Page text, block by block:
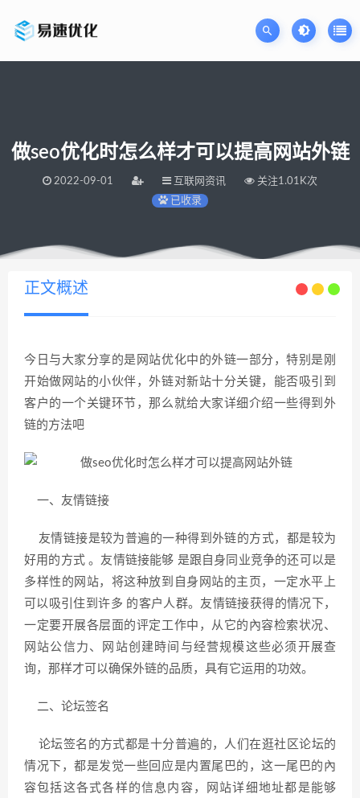
做seo优化时怎么样才可以提高网站外链
2022-09-01 互联网资讯
关注1.01K次
已收录
当前位置： 易速网站优化公司 >做seo优化时怎么样才可以提高网站外链
正文概述
今日与大家分享的是网站优化中的外链一部分，特别是刚
开始做网站的小伙伴，外链对新站十分关键，能否吸引到
客户的一个关键环节，那么就给大家详细介绍一些得到外
链的方法吧
一、友情链接
友情链接是较为普遍的一种得到外链的方式，都是较为
好用的方式 。友情链接能够 是跟自身同业竞争的还可以是
多样性的网站，将这种放到自身网站的主页，一定水平上
可以吸引住到许多 的客户人群。友情链接获得的情况下，
一定要开展各层面的评定工作中，从它的內容检索状况、
网站公信力、网站创建時间与经营规模这些必须开展查
询，那样才可以确保外链的品质，具有它运用的功效。
二、论坛签名
论坛签名的方式都是十分普遍的，人们在逛社区论坛的
情况下，都是发觉一些回应是内置尾巴的，这一尾巴的內
容包括这各式各样的信息内容，网站详细地址都是能够